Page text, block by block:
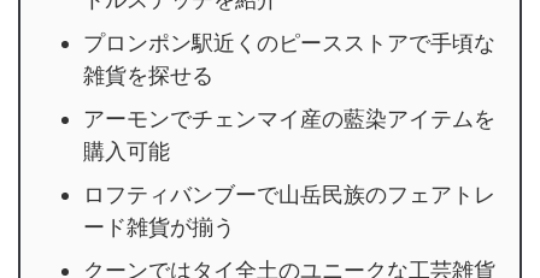
プロンポン駅近くのピースストアで手頃な
雑貨を探せる
アーモンでチェンマイ産の藍染アイテムを
購入可能
ロフティバンブーで山岳民族のフェアトレ
ード雑貨が揃う
クーンではタイ全土のユニークな工芸雑貨